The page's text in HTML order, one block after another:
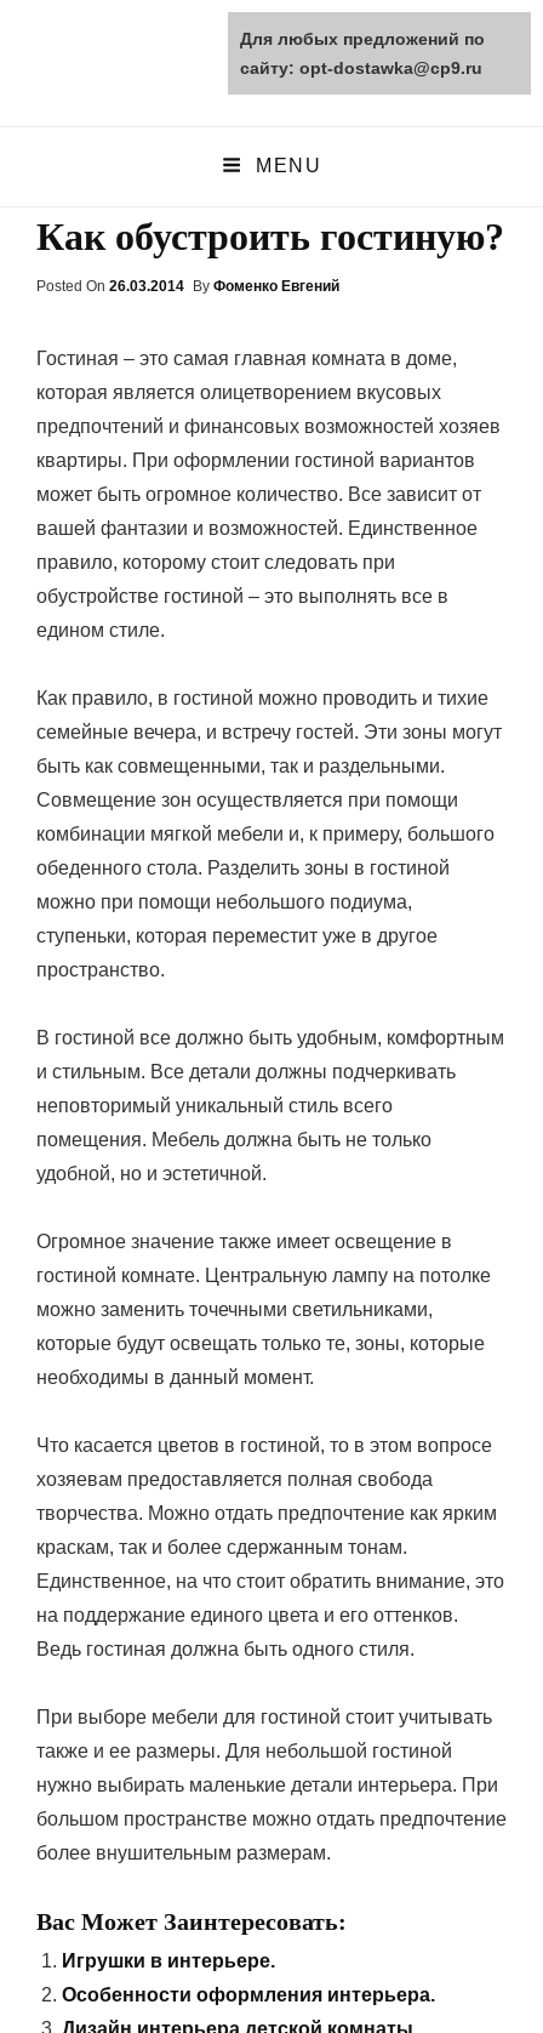
opt-dostawka.ru
MENU
Как обустроить гостиную?
Posted On Posted
26.03.2014 By Фоменко Евгений
Гостиная – это самая главная комната в доме,
которая является олицетворением вкусовых
предпочтений и финансовых возможностей хозяев
квартиры. При оформлении гостиной вариантов
может быть огромное количество. Все зависит от
вашей фантазии и возможностей. Единственное
правило, которому стоит следовать при
обустройстве гостиной – это выполнять все в
едином стиле.
Как правило, в гостиной можно проводить и тихие
семейные вечера, и встречу гостей. Эти зоны могут
быть как совмещенными, так и раздельными.
Совмещение зон осуществляется при помощи
комбинации мягкой мебели и, к примеру, большого
обеденного стола. Разделить зоны в гостиной
можно при помощи небольшого подиума,
ступеньки, которая переместит уже в другое
пространство.
В гостиной все должно быть удобным, комфортным
и стильным. Все детали должны подчеркивать
неповторимый уникальный стиль всего
помещения. Мебель должна быть не только
удобной, но и эстетичной.
Огромное значение также имеет освещение в
гостиной комнате. Центральную лампу на потолке
можно заменить точечными светильниками,
которые будут освещать только те, зоны, которые
необходимы в данный момент.
Что касается цветов в гостиной, то в этом вопросе
хозяевам предоставляется полная свобода
творчества. Можно отдать предпочтение как ярким
краскам, так и более сдержанным тонам.
Единственное, на что стоит обратить внимание, это
на поддержание единого цвета и его оттенков.
Ведь гостиная должна быть одного стиля.
При выборе мебели для гостиной стоит учитывать
также и ее размеры. Для небольшой гостиной
нужно выбирать маленькие детали интерьера. При
большом пространстве можно отдать предпочтение
более внушительным размерам.
Вас Может Заинтересовать:
Игрушки в интерьере.
Особенности оформления интерьера.
Дизайн интерьера детской комнаты.
Для любых предложений по
сайту: opt-dostawka@cp9.ru